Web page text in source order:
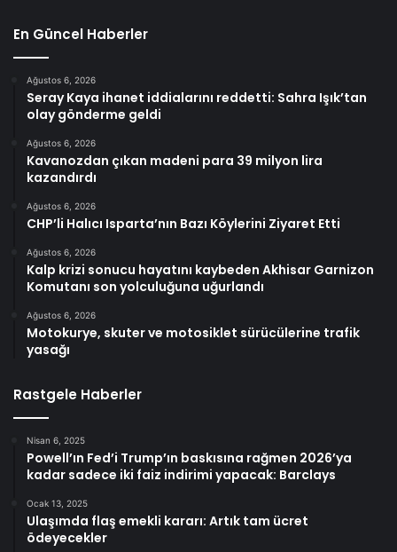
En Güncel Haberler
Ağustos 6, 2026
Seray Kaya ihanet iddialarını reddetti: Sahra Işık’tan
olay gönderme geldi
Ağustos 6, 2026
Kavanozdan çıkan madeni para 39 milyon lira
kazandırdı
Ağustos 6, 2026
CHP’li Halıcı Isparta’nın Bazı Köylerini Ziyaret Etti
Ağustos 6, 2026
Kalp krizi sonucu hayatını kaybeden Akhisar Garnizon
Komutanı son yolculuğuna uğurlandı
Ağustos 6, 2026
Motokurye, skuter ve motosiklet sürücülerine trafik
yasağı
Rastgele Haberler
Nisan 6, 2025
Powell’ın Fed’i Trump’ın baskısına rağmen 2026’ya
kadar sadece iki faiz indirimi yapacak: Barclays
Ocak 13, 2025
Ulaşımda flaş emekli kararı: Artık tam ücret
ödeyecekler